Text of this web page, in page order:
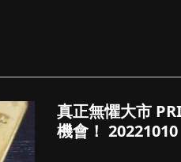
真正無懼大市
機會！ 20221010